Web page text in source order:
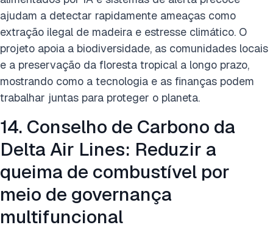
ajudam a detectar rapidamente ameaças como
extração ilegal de madeira e estresse climático. O
projeto apoia a biodiversidade, as comunidades locais
e a preservação da floresta tropical a longo prazo,
mostrando como a tecnologia e as finanças podem
trabalhar juntas para proteger o planeta.
14. Conselho de Carbono da
Delta Air Lines: Reduzir a
queima de combustível por
meio de governança
multifuncional